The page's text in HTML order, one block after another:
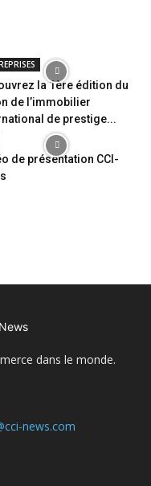
la 1ère édition du
de l’immobilier
de prestige...
de présentation CCI-
dans le monde.
news.com